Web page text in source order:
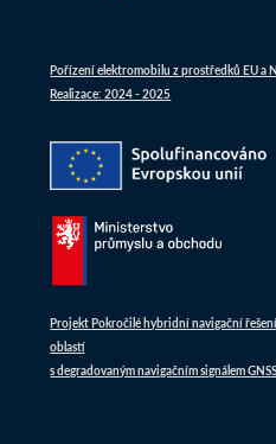
Pořízení elektromobilu z prostředků EU a
Realizace: 2024 - 2025
Projekt Pokročilé hybridní navigační
oblastí
s degradovaným navigačním signálem